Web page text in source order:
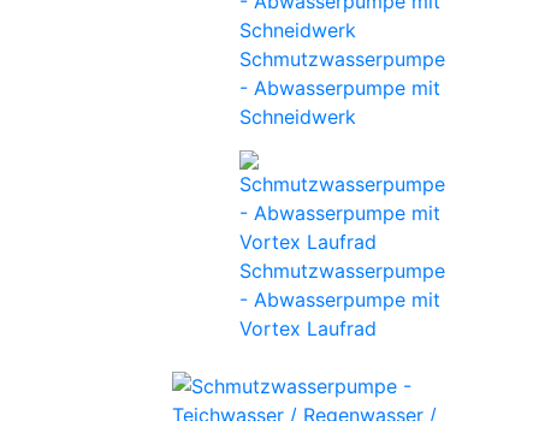
Schmutzwasserpumpe
- Abwasserpumpe mit
Schneidwerk
Schmutzwasserpumpe
- Abwasserpumpe mit
Vortex Laufrad